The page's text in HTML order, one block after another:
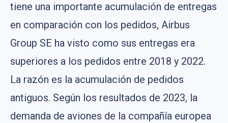
tiene una importante acumulación de entregas
en comparación con los pedidos, Airbus
Group SE ha visto como sus entregas era
superiores a los pedidos entre 2018 y 2022.
La razón es la acumulación de pedidos
antiguos. Según los resultados de 2023, la
demanda de aviones de la compañía europea